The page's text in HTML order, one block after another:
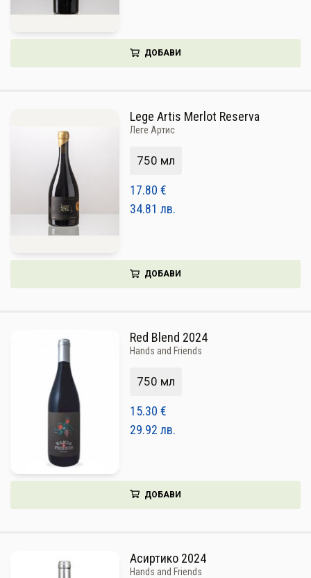
ДОБАВИ
Lege Artis Merlot Reserva
Леге Артис
750 мл
17.80 €
34.81 лв.
ДОБАВИ
Red Blend 2024
Hands and Friends
750 мл
15.30 €
29.92 лв.
ДОБАВИ
Асиртико 2024
Hands and Friends